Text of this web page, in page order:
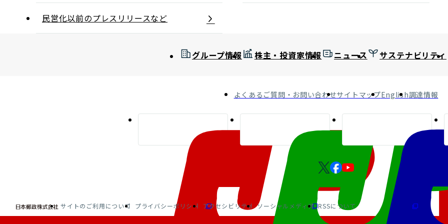
民営化以前のプレスリリースなど
グループ情報 株主・投資家情報 ニュース サステナビリティ
よくあるご質問・お問い合わせサイトマップEnglish調達情報
サイトのご利用について プライバシーポリシー アクセシビリティ ソーシャルメディア RSSについて